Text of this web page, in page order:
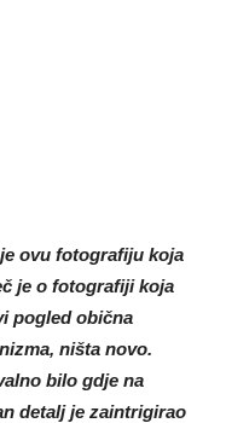
ovu fotografiju koja
je o fotografiji koja
pogled obična
ništa novo.
bilo gdje na
detalj je zaintrigirao